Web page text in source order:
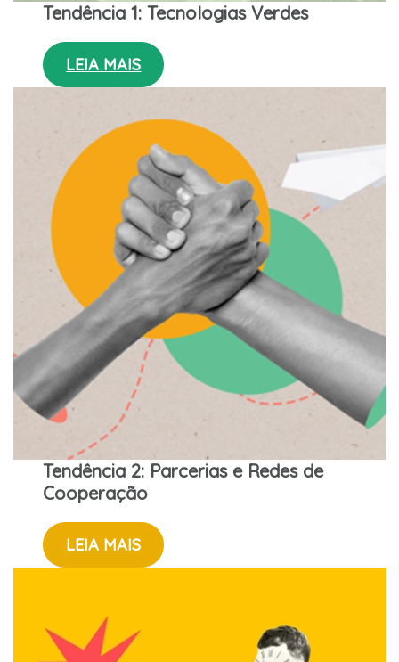
Tendência 1: Tecnologias Verdes
LEIA MAIS
Tendência 2: Parcerias e Redes de
Cooperação
LEIA MAIS